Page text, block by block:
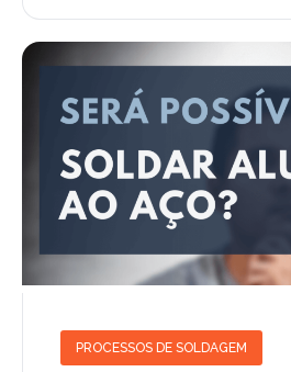
PROCESSOS DE SOLDAGEM